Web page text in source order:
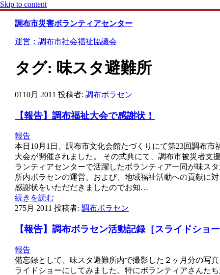
Skip to content
調布市災害ボランティアセンター
運営：調布市社会福祉協議会
タグ: 味スタ避難所
01 10月 2011 投稿者: 調布ボラセン
【報告】調布福祉大会で感謝状！
報告
本日10月1日、調布市文化会館たづくりにて第23回調布市
大会が開催されました。 その式典にて、調布市被災者支
ランティアセンターで活躍したボランティア一同が味ス
所内ボラセンの運営、および、地域福祉活動への貢献に
感謝状をいただだきましたのでお知…
続きを読む
275月 2011 投稿者: 調布ボラセン
【報告】調布ボラセン活動記録［スライドショ
報告
備忘録として、味スタ避難所内で撮影した２ヶ月分の写
ライドショーにしてみました。特にボランティアさんた